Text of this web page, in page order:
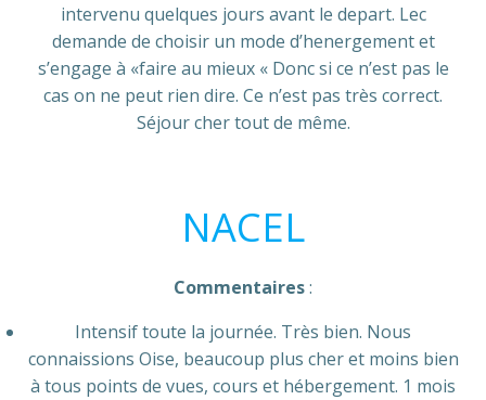
intervenu quelques jours avant le depart. Lec
demande de choisir un mode dʼhenergement et
sʼengage à «faire au mieux « Donc si ce nʼest pas le
cas on ne peut rien dire. Ce nʼest pas très correct.
Séjour cher tout de même.
NACEL
Commentaires:
Intensif toute la journée. Très bien. Nous
connaissions Oise, beaucoup plus cher et moins bien
à tous points de vues, cours et hébergement. 1 mois